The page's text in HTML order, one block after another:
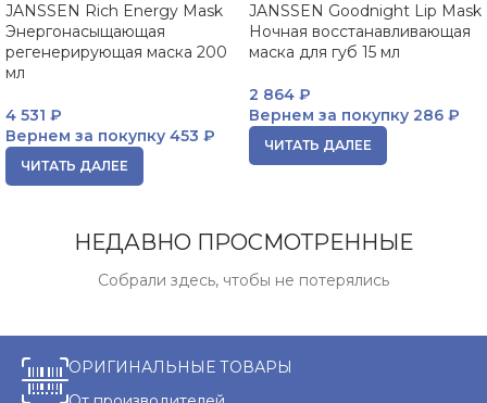
JANSSEN Rich Energy Mask
Энергонасыщающая
регенерирующая маска 200
мл
4 531 ₽
Вернем за покупку 453 ₽
ЧИТАТЬ ДАЛЕЕ
JANSSEN Goodnight Lip Mask
Ночная восстанавливающая
маска для губ 15 мл
2 864 ₽
Вернем за покупку 286 ₽
ЧИТАТЬ ДАЛЕЕ
НЕДАВНО ПРОСМОТРЕННЫЕ
Собрали здесь, чтобы не потерялись
ОРИГИНАЛЬНЫЕ ТОВАРЫ